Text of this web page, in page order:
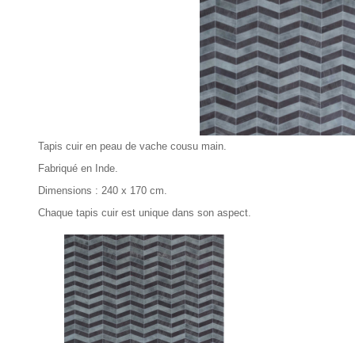
Tapis cuir en peau de vache cousu main.
Fabriqué en Inde.
Dimensions : 240 x 170 cm.
Chaque tapis cuir est unique dans son aspect.